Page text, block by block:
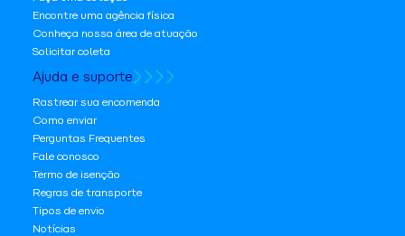
Encontre uma agência física
Conheça nossa área de atuação
Solicitar coleta
Ajuda e suporte
Rastrear sua encomenda
Como enviar
Perguntas Frequentes
Fale conosco
Termo de isenção
Regras de transporte
Tipos de envio
Notícias